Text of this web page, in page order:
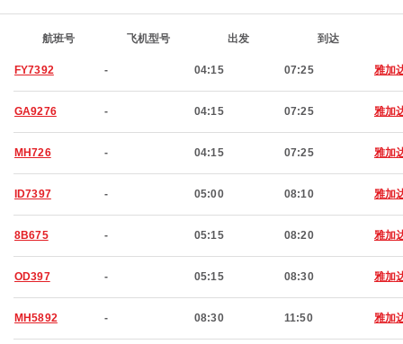
航班号 飞机型号 出发 到达
FY7392 - 04:15 07:25 雅加
GA9276 - 04:15 07:25 雅加
MH726 - 04:15 07:25 雅加
ID7397 - 05:00 08:10 雅加
8B675 - 05:15 08:20 雅加
OD397 - 05:15 08:30 雅加
MH5892 - 08:30 11:50 雅加